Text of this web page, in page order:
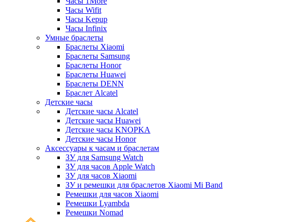
Часы Wifit
Часы Kepup
Часы Infinix
Умные браслеты
Браслеты Xiaomi
Браслеты Samsung
Браслеты Honor
Браслеты Huawei
Браслеты DENN
Браслет Alcatel
Детские часы
Детские часы Alcatel
Детские часы Huawei
Детские часы KNOPKA
Детские часы Honor
Аксессуары к часам и браслетам
ЗУ для Samsung Watch
ЗУ для часов Apple Watch
ЗУ для часов Xiaomi
ЗУ и ремешки для браслетов Xiaomi Mi Band
Ремешки для часов Xiaomi
Ремешки Lyambda
Ремешки Nomad